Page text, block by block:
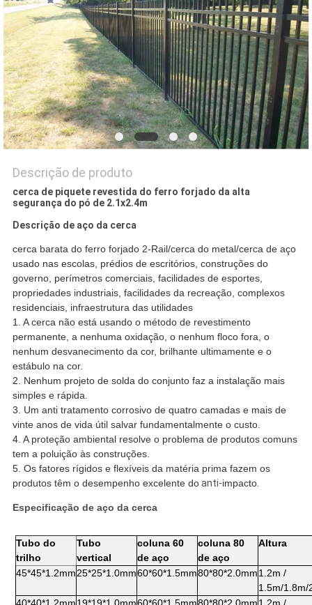
Descrição de produto
cerca de piquete revestida do ferro forjado da alta
segurança do pó de 2.1x2.4m
Descrição de aço da cerca
cerca barata do ferro forjado 2-Rail/cerca do metal/cerca de aço
usado nas escolas, prédios de escritórios, construções do
governo, perímetros comerciais, facilidades de esportes,
propriedades industriais, facilidades da recreação, complexos
residenciais, infraestrutura das utilidades
1. A cerca não está usando o método de revestimento
permanente, a nenhuma oxidação, o nenhum floco fora, o
nenhum desvanecimento da cor, brilhante ultimamente e o
estábulo na cor.
2. Nenhum projeto de solda do conjunto faz a instalação mais
simples e rápida.
3. Um anti tratamento corrosivo de quatro camadas e mais de
vinte anos de vida útil salvar fundamentalmente o custo.
4. A proteção ambiental resolve o problema de produtos comuns
tem a poluição às construções.
5. Os fatores rígidos e flexíveis da matéria prima fazem os
produtos têm o desempenho excelente doanti-impacto.
Especificação de aço da cerca
Tubo do
trilho
Tubo
vertical
coluna 60
de aço
coluna 80
de aço
Altura
45*45*1.2mm25*25*1.0mm60*60*1.5mm80*80*2.0mm1.2m /
1.5m/1.8m/